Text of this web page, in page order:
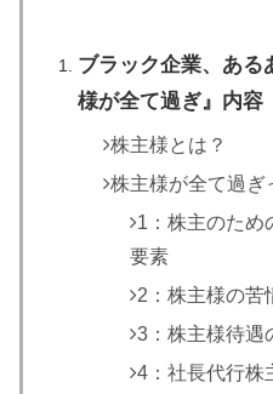
ブラック企業、ある
様が全て過ぎ』内容
株主様とは？
株主様が全て過ぎ
1：株主のため
要素
2：株主様の苦
3：株主様待遇
4：社長代行株